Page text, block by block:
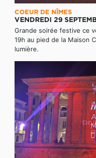
COEUR DE NÎMES
VENDREDI 29
Grande soirée festive ce
19h au pied de la Maison
lumière.